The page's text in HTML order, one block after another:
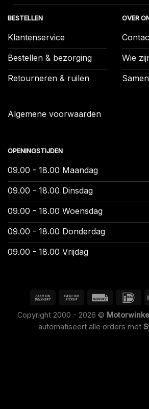
BESTELLEN
Klantenservice
Bestellen & bezorging
Retourneren & ruilen
Algemene voorwaarden
OVER
Wie
OPENINGSTIJDEN
09.00 - 18.00 Maandag
09.00 - 18.00 Dinsdag
09.00 - 18.00 Woensdag
09.00 - 18.00 Donderdag
09.00 - 18.00 Vrijdag
Copyright 2000 - 2026 ©
automatiseert alle orders met